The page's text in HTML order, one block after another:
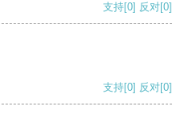
支持[0] 反对[0]
支持[0] 反对[0]